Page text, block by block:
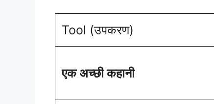
Tool (उपकरण)
एक अच्छी कहानी